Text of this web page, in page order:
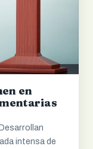
en
intensa de